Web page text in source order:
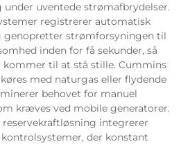
uventede strømafbrydelser.
registrerer automatisk
genopretter strømforsyningen til
inden for få sekunder, så
til at stå stille. Cummins
med naturgas eller flydende
behovet for manuel
kræves ved mobile generatorer.
reservekraftløsning integrerer
der konstant